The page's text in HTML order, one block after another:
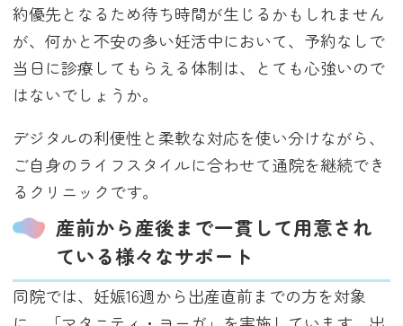
約優先となるため待ち時間が生じるかもしれません
が、何かと不安の多い妊活中において、予約なしで
当日に診療してもらえる体制は、とても心強いので
はないでしょうか。
デジタルの利便性と柔軟な対応を使い分けながら、
ご自身のライフスタイルに合わせて通院を継続でき
るクリニックです。
産前から産後まで一貫して用意され
ている様々なサポート
同院では、妊娠16週から出産直前までの方を対象